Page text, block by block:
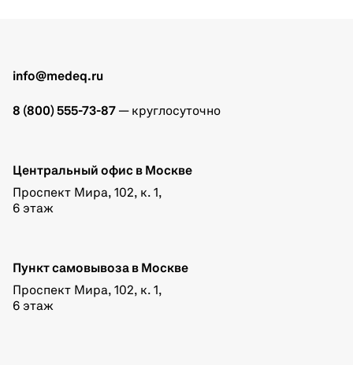
info@medeq.ru
8 (800) 555-73-87 — круглосуточно
Центральный офис в Москве
Проспект Мира, 102, к. 1,
6 этаж
Пункт самовывоза в Москве
Проспект Мира, 102, к. 1,
6 этаж